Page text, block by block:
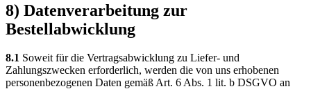
8) Datenverarbeitung zur
Bestellabwicklung
8.1 Soweit für die Vertragsabwicklung zu Liefer- und
Zahlungszwecken erforderlich, werden die von uns erhobenen
personenbezogenen Daten gemäß Art. 6 Abs. 1 lit. b DSGVO an